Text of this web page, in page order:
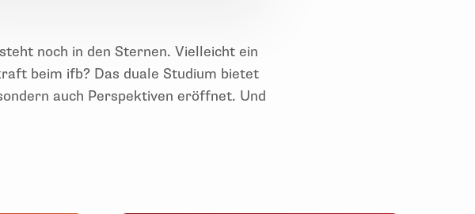
noch in den Sternen. Vielleicht ein
beim ifb? Das duale Studium bietet
auch Perspektiven eröffnet. Und